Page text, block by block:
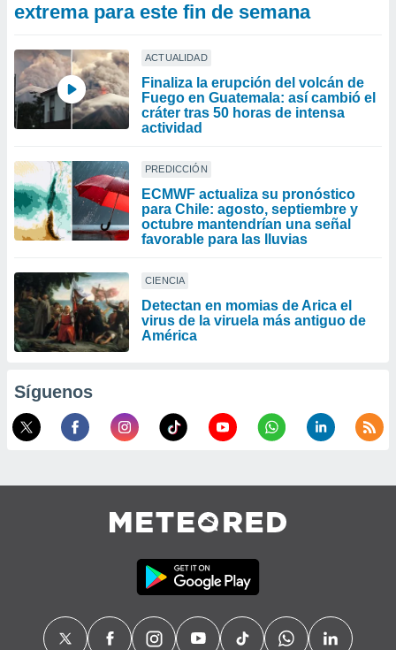
extrema para este fin de semana
ACTUALIDAD
Finaliza la erupción del volcán de
Fuego en Guatemala: así cambió el
cráter tras 50 horas de intensa
actividad
PREDICCIÓN
ECMWF actualiza su pronóstico
para Chile: agosto, septiembre y
octubre mantendrían una señal
favorable para las lluvias
CIENCIA
Detectan en momias de Arica el
virus de la viruela más antiguo de
América
Síguenos